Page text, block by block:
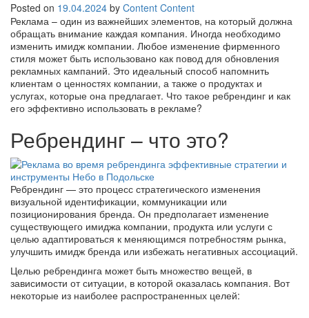
Posted on 19.04.2024 by Content Content
Реклама – один из важнейших элементов, на который должна
обращать внимание каждая компания. Иногда необходимо
изменить имидж компании. Любое изменение фирменного
стиля может быть использовано как повод для обновления
рекламных кампаний. Это идеальный способ напомнить
клиентам о ценностях компании, а также о продуктах и ​​
услугах, которые она предлагает. Что такое ребрендинг и как
его эффективно использовать в рекламе?
Ребрендинг – что это?
Ребрендинг — это процесс стратегического изменения
визуальной идентификации, коммуникации или
позиционирования бренда. Он предполагает изменение
существующего имиджа компании, продукта или услуги с
целью адаптироваться к меняющимся потребностям рынка,
улучшить имидж бренда или избежать негативных ассоциаций.
Целью ребрендинга может быть множество вещей, в
зависимости от ситуации, в которой оказалась компания. Вот
некоторые из наиболее распространенных целей: